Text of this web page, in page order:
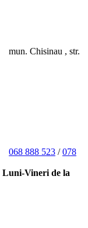
mun. Chisinau , str.
068 888 523 /078
Luni-Vineri de la